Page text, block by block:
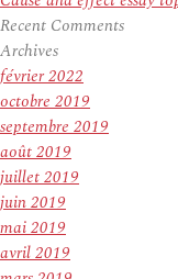
Recent Comments
Archives
février 2022
octobre 2019
septembre 2019
août 2019
juillet 2019
juin 2019
mai 2019
avril 2019